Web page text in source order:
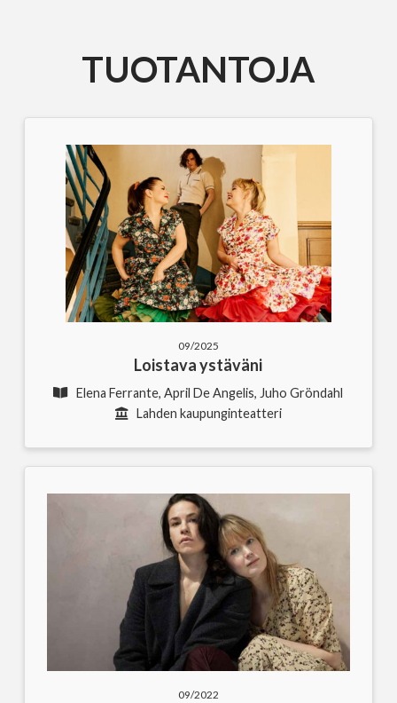
TUOTANTOJA
09/2025
Loistava ystäväni
Elena Ferrante, April De Angelis, Juho Gröndahl
Lahden kaupunginteatteri
09/2022